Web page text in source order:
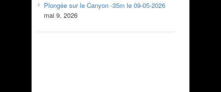
Plongée sur le Canyon -35m le 09-05-2026
mai 9, 2026